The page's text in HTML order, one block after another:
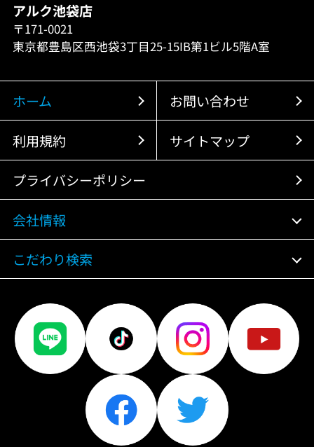
アルク池袋店
〒171-0021
東京都豊島区西池袋3丁目25-15IB第1ビル5階A室
ホーム お問い合わせ
利用規約 サイトマップ
プライバシーポリシー
会社情報
こだわり検索